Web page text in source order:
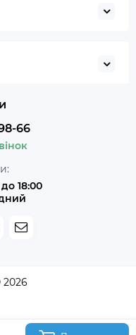
66
18:00